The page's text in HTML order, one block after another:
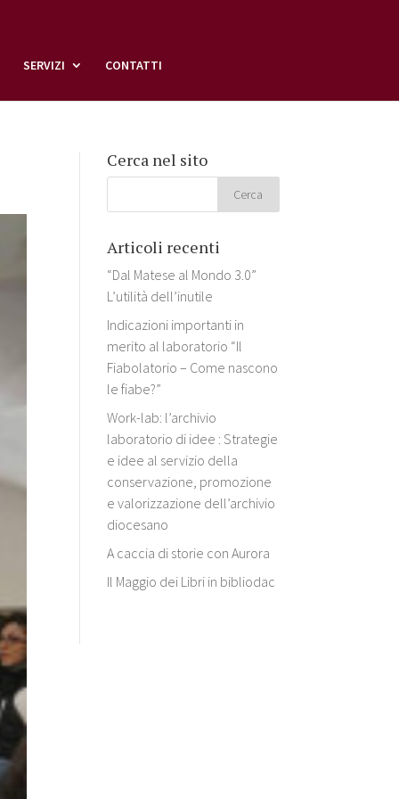
SERVIZI CONTATTI
Cerca nel sito
Articoli recenti
“Dal Matese al Mondo 3.0”
L’utilità dell’inutile
Indicazioni importanti in
merito al laboratorio “Il
Fiabolatorio – Come nascono
le fiabe?”
Work-lab: l’archivio
laboratorio di idee : Strategie
e idee al servizio della
conservazione, promozione
e valorizzazione dell’archivio
diocesano
A caccia di storie con Aurora
Il Maggio dei Libri in bibliodac